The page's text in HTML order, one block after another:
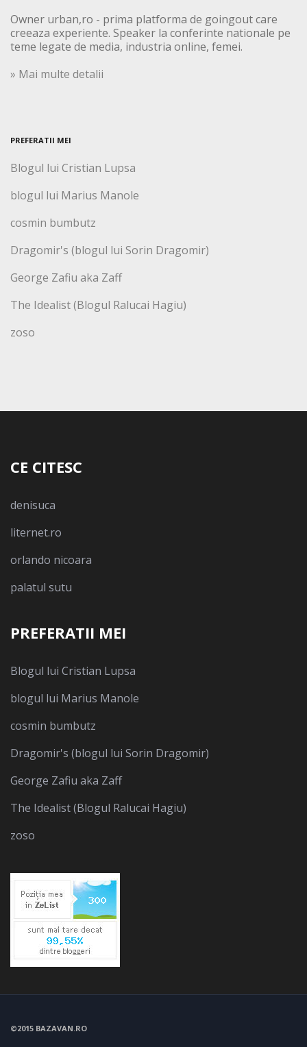
Owner urban,ro - prima platforma de goingout care
creeaza experiente. Speaker la conferinte nationale pe
teme legate de media, industria online, femei.
» Mai multe detalii
PREFERATII MEI
Blogul lui Cristian Lupsa
blogul lui Marius Manole
cosmin bumbutz
Dragomir's (blogul lui Sorin Dragomir)
George Zafiu aka Zaff
The Idealist (Blogul Ralucai Hagiu)
zoso
CE CITESC
denisuca
liternet.ro
orlando nicoara
palatul sutu
PREFERATII MEI
Blogul lui Cristian Lupsa
blogul lui Marius Manole
cosmin bumbutz
Dragomir's (blogul lui Sorin Dragomir)
George Zafiu aka Zaff
The Idealist (Blogul Ralucai Hagiu)
zoso
©2015 BAZAVAN.RO